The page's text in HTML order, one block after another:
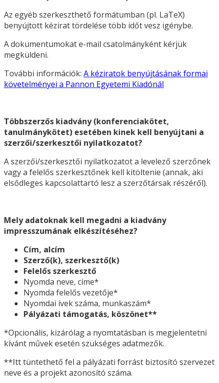
Az egyéb szerkeszthető formátumban (pl. LaTeX)
benyújtott kézirat tördelése több időt vesz igénybe.
A dokumentumokat e-mail csatolmányként kérjük
megküldeni.
További információk: A kéziratok benyújtásának formai
követelményei a Pannon Egyetemi Kiadónál
Többszerzős kiadvány (konferenciakötet,
tanulmánykötet) esetében kinek kell benyújtani a
szerzői/szerkesztői nyilatkozatot?
A szerzői/szerkesztői nyilatkozatot a levelező szerzőnek
vagy a felelős szerkesztőnek kell kitöltenie (annak, aki
elsődleges kapcsolattartó lesz a szerzőtársak részéről).
Mely adatoknak kell megadni a kiadvány
impresszumának elkészítéséhez?
Cím, alcím
Szerző(k), szerkesztő(k)
Felelős szerkesztő
Nyomda neve, címe*
Nyomda felelős vezetője*
Nyomdai ívek száma, munkaszám*
Pályázati támogatás, köszönet**
*Opcionális, kizárólag a nyomtatásban is megjelentetni
kívánt művek esetén szükséges adatmezők.
**Itt tüntethető fel a pályázati forrást biztosító szervezet
neve és a projekt azonosító száma.